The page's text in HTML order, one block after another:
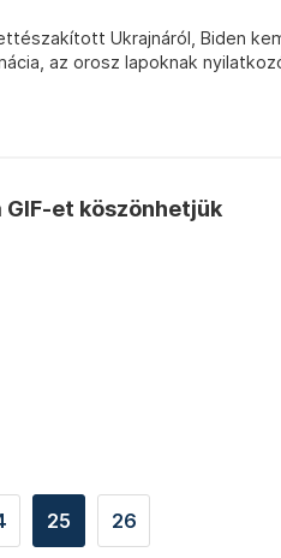
Ukrajnáról, Biden
az orosz lapoknak
GIF-et köszönhetjük
25 26